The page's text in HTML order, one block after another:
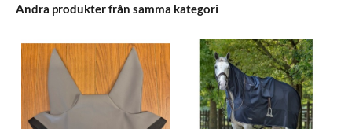
Andra produkter från samma kategori